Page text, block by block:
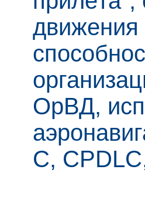
движения
ОрВД,
С,